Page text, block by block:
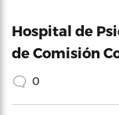
Hospital de
de Comisión
0